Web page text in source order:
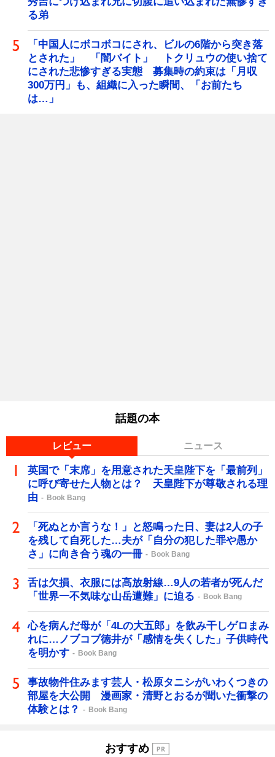
る弟
「中国人にボコボコにされ、ビルの6階から突き落
とされた」 「闇バイト」 トクリュウの使い捨て
にされた悲惨すぎる実態 募集時の約束は「月収
300万円」も、組織に入った瞬間、「お前たち
は…」
話題の本
レビュー ニュース
英国で「末席」を用意された天皇陛下を「最前列」
に呼び寄せた人物とは？ 天皇陛下が尊敬される理
由
Book Bang
「死ぬとか言うな！」と怒鳴った日、妻は2人の子
を残して自死した…夫が「自分の犯した罪や愚か
さ」に向き合う魂の一冊
Book Bang
舌は欠損、衣服には高放射線…9人の若者が死んだ
「世界一不気味な山岳遭難」に迫る
Book Bang
心を病んだ母が「4Lの大五郎」を飲み干しゲロまみ
れに…ノブコブ徳井が「感情を失くした」子供時代
を明かす
Book Bang
事故物件住みます芸人・松原タニシがいわくつきの
部屋を大公開 漫画家・清野とおるが聞いた衝撃の
体験とは？
Book Bang
おすすめ